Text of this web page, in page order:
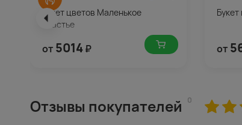
Букет цветов Маленькое
счастье
от 5014₽ от
Отзывы покупателей 0